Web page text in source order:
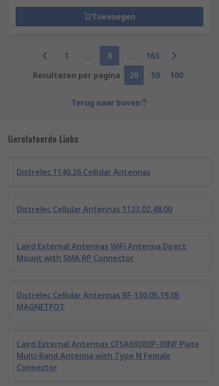
Toevoegen
1 8
163
Resultaten per pagina
20 50 100
Terug naar boven
Gerelateerde Links
Distrelec 1140.26 Cellular Antennas
Distrelec Cellular Antennas 1123.02.48.00
Laird External Antennas WiFi Antenna Direct
Mount with SMA RP Connector
Distrelec Cellular Antennas RF-130.05.19.05
MAGNETFOT
Laird External Antennas CFSA69383P-30NF Plate
Multi-Band Antenna with Type N Female
Connector